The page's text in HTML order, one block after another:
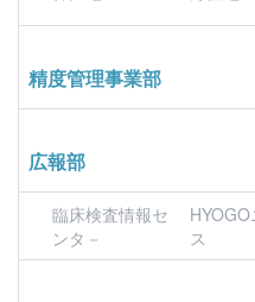
精度管理事業部
広報部
臨床検査情報セ
ンタ－
ス